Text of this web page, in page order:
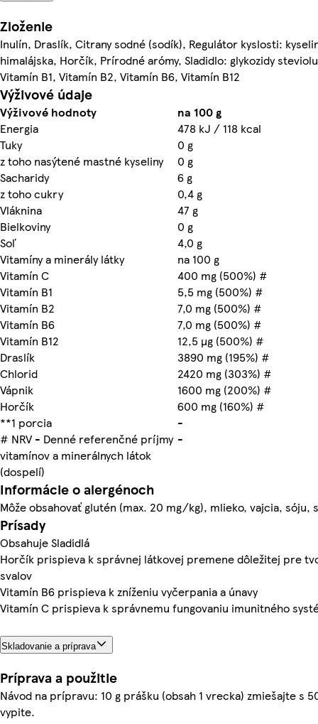
Zloženie
Inulín, Draslík, Citrany sodné (sodík), Regulátor kyslosti:
himalájska, Horčík, Prírodné arómy, Sladidlo: glykozidy
Vitamín B1, Vitamín B2, Vitamín B6, Vitamín B12
Výživové údaje
Výživové hodnoty
na 100 g
Energia
478 kJ / 118 kcal
Tuky
0 g
z toho nasýtené mastné kyseliny
0 g
Sacharidy
6 g
z toho cukry
0,4 g
Vláknina
47 g
Bielkoviny
0 g
Soľ
4,0 g
Vitamíny a minerály látky
na 100 g
Vitamín C
400 mg (500%) #
Vitamín B1
5,5 mg (500%) #
Vitamín B2
7,0 mg (500%) #
Vitamín B6
7,0 mg (500%) #
Vitamín B12
12,5 µg (500%) #
Draslík
3890 mg (195%) #
Chlorid
2420 mg (303%) #
Vápnik
1600 mg (200%) #
Horčík
600 mg (160%) #
**1 porcia
-
# NRV - Denné referenčné príjmy
vitamínov a minerálnych látok
(dospelí)
-
Informácie o alergénoch
Môže obsahovať glutén (max. 20 mg/kg), mlieko, vajcia, sóju,
Prísady
Obsahuje Sladidlá
Horčík prispieva k správnej látkovej premene dôležitej pre
svalov
Vitamín B6 prispieva k zníženiu vyčerpania a únavy
Vitamín C prispieva k správnemu fungovaniu imunitného
Skladovanie a príprava
Príprava a použitie
Návod na prípravu: 10 g prášku (obsah 1 vrecka) zmiešajte s
vypite.